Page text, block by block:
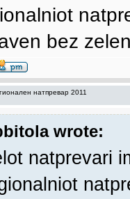
bez
натпревар 2011
wrote:
natprevari